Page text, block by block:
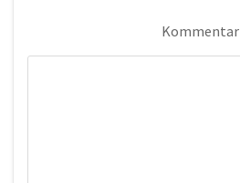
Kommentar